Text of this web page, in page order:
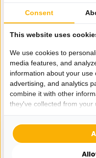
0162-
Ontvang de nieuwste
je niet spammen, beloofd.
Consent
This website uses
We use cookies to
media features, and
information about your use
advertising, and analytics
combine it with other
they've collected from your